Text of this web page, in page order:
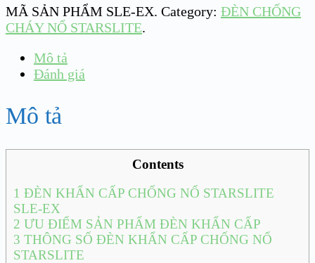
MÃ SẢN PHẨM SLE-EX. Category: ĐÈN CHỐNG
CHÁY NỔ STARSLITE.
Mô tả
Đánh giá
Mô tả
Contents
1 ĐÈN KHẨN CẤP CHỐNG NỔ STARSLITE
SLE-EX
2 ƯU ĐIỂM SẢN PHẨM ĐÈN KHẨN CẤP
3 THÔNG SỐ ĐÈN KHẨN CẤP CHỐNG NỔ
STARSLITE